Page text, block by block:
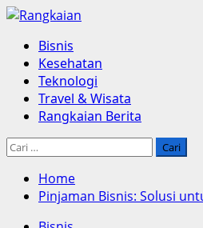
Skip
content
Primary
Menu
Bisnis
Kesehatan
Teknologi
Travel & Wisata
Rangkaian Berita
Cari
Home
Pinjaman Bisnis: Solusi